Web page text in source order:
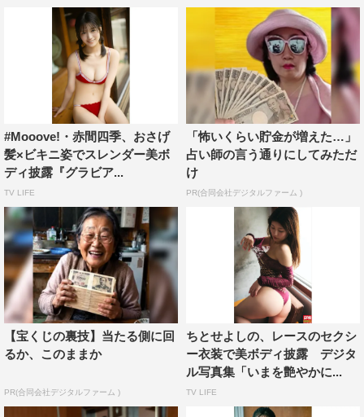
#Mooove!・赤間四季、おさげ
髪×ビキニ姿でスレンダー美ボ
ディ披露『グラビア...
TV LIFE
「怖いくらい貯金が増えた…」
占い師の言う通りにしてみただ
け
PR(合同会社デジタルファーム )
【宝くじの裏技】当たる側に回
るか、このままか
PR(合同会社デジタルファーム )
ちとせよしの、レースのセクシ
ー衣装で美ボディ披露 デジタ
ル写真集「いまを艶やかに...
TV LIFE